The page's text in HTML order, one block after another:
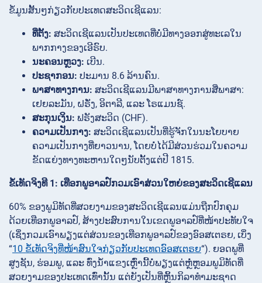
ຂໍ້ມູນສັ້ນໆກ່ຽວກັບປະເທດສະວິດເຊີແລນ:
ທີ່ຕັ້ງ: ສະວິດເຊີແລນເປັນປະເທດທີ່ບໍ່ມີທາງອອກສູ່ທະເລໃນ
ພາກກາງຂອງເອີຣົບ.
ນະຄອນຫຼວງ: ເບີນ.
ປະຊາກອນ: ປະມານ 8.6 ລ້ານຄົນ.
ພາສາທາງການ: ສະວິດເຊີແລນມີພາສາທາງການສີ່ພາສາ:
ເຢຍລະມັນ, ຝຣັ່ງ, ອິຕາລີ, ແລະ ໂຣແມນຊ໌.
ສະກຸນເງິນ: ຟຣັງສະວິດ (CHF).
ຄວາມເປັນກາງ: ສະວິດເຊີແລນເປັນທີ່ຮູ້ຈັກໃນນະໂຍບາຍ
ຄວາມເປັນກາງທີ່ຍາວນານ, ໂດຍບໍ່ໄດ້ມີສ່ວນຮ່ວມໃນຄວາມ
ຂັດແຍ່ງທາງທະຫານໃດໆນັບຕັ້ງແຕ່ປີ 1815.
ຂໍ້ເທັດຈິງທີ 1: ເທືອກພູອາລປ໌ກວມເອົາສ່ວນໃຫຍ່ຂອງສະວິດເຊີແລນ
60% ຂອງພູມິທັດທີ່ສວຍງາມຂອງສະວິດເຊີແລນແມ່ນຖືກປົກຄຸມ
ດ້ວຍເທືອກພູອາລປ໌, ສ້າງປະສົບການໃນເຂດພູອາລປ໌ທີ່ໜ້າປະທັບໃຈ
(ເຊິ່ງກວມເອົາພຽງແຕ່ສ່ວນຂອງເທືອກພູອາລປ໌ຂອງອົອສເຕຣຍ, ເບິ່ງ
“10 ຂໍ້ເທັດຈິງທີ່ໜ້າສົນໃຈກ່ຽວກັບປະເທດອົອສເຕຣຍ“). ຍອດພູທີ່
ສູງຊັນ, ຮ່ອມພູ, ແລະ ທົ່ງນ້ຳແຂງເຫຼົ່ານີ້ບໍ່ພຽງແຕ່ຫຼໍ່ຫຼອມພູມິທັດທີ່
ສວຍງາມຂອງປະເທດເທົ່ານັ້ນ ແຕ່ຍັງເປັນທີ່ຫຼິ້ນກິລາທຳມະຊາດ